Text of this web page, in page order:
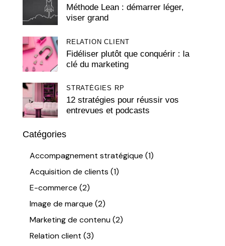
Méthode Lean : démarrer léger,
viser grand
RELATION CLIENT
Fidéliser plutôt que conquérir : la
clé du marketing
STRATÉGIES RP
12 stratégies pour réussir vos
entrevues et podcasts
Catégories
Accompagnement stratégique (1)
Acquisition de clients (1)
E-commerce (2)
Image de marque (2)
Marketing de contenu(2)
Relation client (3)